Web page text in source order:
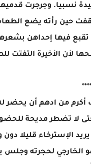
نسبيا. وجرجرت
حين رأته يضع
تقبع فيها إحداهن
لأن الأخيرة التفتت
من ادهم أن يحضر
لا تضطر مديحة
الإسترخاء قليلا دون
الخارجي لحجرته وجلس